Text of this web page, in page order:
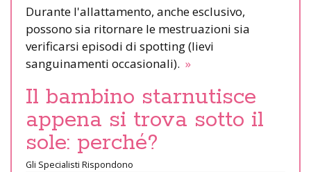
Durante l'allattamento, anche esclusivo,
possono sia ritornare le mestruazioni sia
verificarsi episodi di spotting (lievi
sanguinamenti occasionali). »
Il bambino starnutisce
appena si trova sotto il
sole: perché?
Gli Specialisti Rispondono